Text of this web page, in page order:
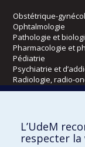
Obstétrique-
Ophtalmologie
Pathologie et
Pharmacologie et
Pédiatrie
Psychiatrie et
Radiologie, radio-
Kinésiologie et des
L’UdeM
respecter la